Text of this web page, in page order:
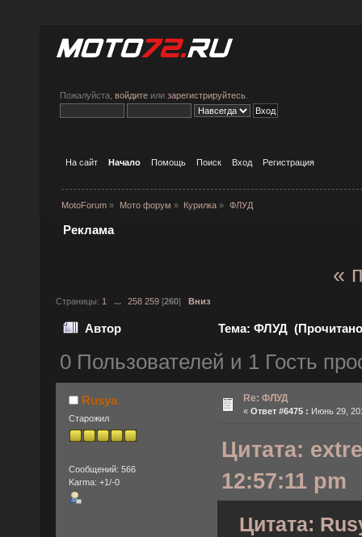
Пожалуйста, войдите или зарегистрируйтесь
На сайт Начало Помощь Поиск Вход Регистрация
MotoForum » Мото форум » Курилка » ФЛУД
Реклама
«
Страницы: 1 ... 258 259 [260] Вниз
Автор Тема: ФЛУД (Прочитано
0 Пользователей и 1 Гость
Rusya
Старожил
Сообщений: 566
Karma: +1/-0
Re: ФЛУД
« Ответ #6475 : Июнь 29,
Цитата:
12:57:11 pm
Цитата: